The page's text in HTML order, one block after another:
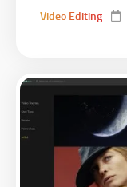
Video Editing